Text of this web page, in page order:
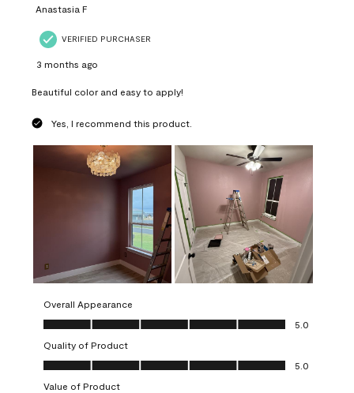
Anastasia F
VERIFIED PURCHASER
3 months ago
Beautiful color and easy to apply!
Yes, I recommend this product.
Overall Appearance
Overall Appearance, 5.0 out of 5
5.0
Quality of Product
Quality of Product, 5.0 out of 5
5.0
Value of Product